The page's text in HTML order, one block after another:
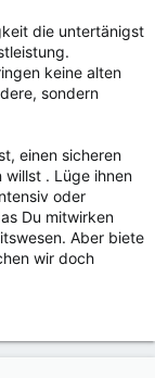
die untertänigst
keine alten
sondern
einen sicheren
willst . Lüge ihnen
oder
Du mitwirken
Aber biete
wir doch